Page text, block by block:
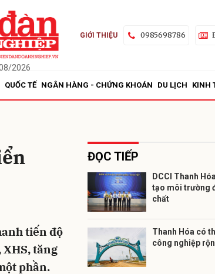
2026
GIỚI THIỆU 0985698786
QUỐC TẾ NGÂN HÀNG - CHỨNG KHOÁN DU LỊCH KINH
tiến độ
tăng
phần.
ĐỌC TIẾP
DCCI Thanh
tạo môi trường
chất
Thanh Hóa có
công nghiệp
Gửi